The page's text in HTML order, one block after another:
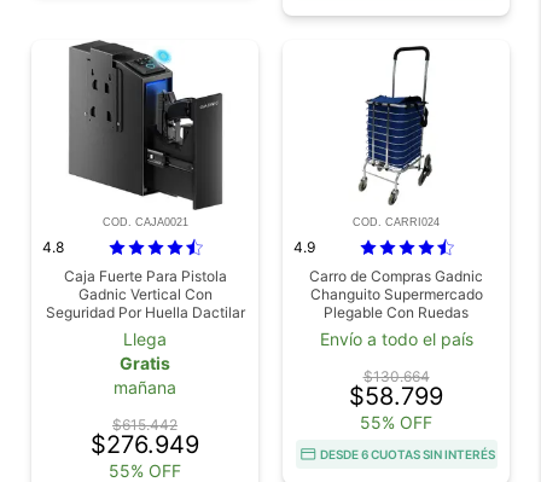
COD. CAJA0021
4.8
Caja Fuerte Para Pistola
Gadnic Vertical Con
Seguridad Por Huella Dactilar
Llave De Acceso Y Código
PIN
Llega
Gratis
mañana
$615.442
$276.949
55% OFF
COD. CARRI024
4.9
Carro de Compras Gadnic
Changuito Supermercado
Plegable Con Ruedas
Reforzado
Envío a todo el país
$130.664
$58.799
55% OFF
DESDE 6 CUOTAS SIN INTERÉS